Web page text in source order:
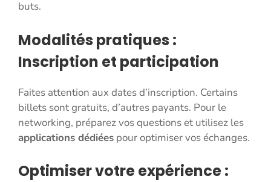
buts.
Modalités pratiques :
Inscription et participation
Faites attention aux dates d’inscription. Certains
billets sont gratuits, d’autres payants. Pour le
networking, préparez vos questions et utilisez les
applications dédiées pour optimiser vos échanges.
Optimiser votre expérience :